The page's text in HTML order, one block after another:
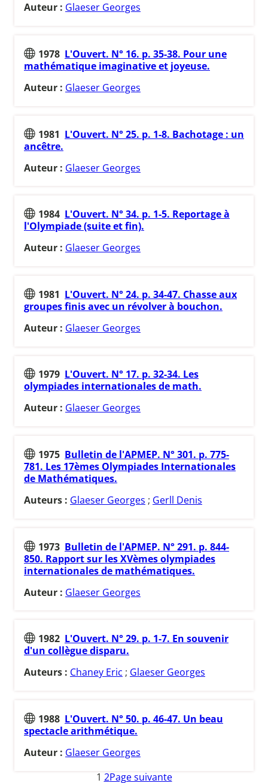
Auteur : Glaeser Georges
1978 L'Ouvert. N° 16. p. 35-38. Pour une
mathématique imaginative et joyeuse.
Auteur : Glaeser Georges
1981 L'Ouvert. N° 25. p. 1-8. Bachotage : un
ancêtre.
Auteur : Glaeser Georges
1984 L'Ouvert. N° 34. p. 1-5. Reportage à
l'Olympiade (suite et fin).
Auteur : Glaeser Georges
1981 L'Ouvert. N° 24. p. 34-47. Chasse aux
groupes finis avec un révolver à bouchon.
Auteur : Glaeser Georges
1979 L'Ouvert. N° 17. p. 32-34. Les
olympiades internationales de math.
Auteur : Glaeser Georges
1975 Bulletin de l'APMEP. N° 301. p. 775-
781. Les 17èmes Olympiades Internationales
de Mathématiques.
Auteurs : Glaeser Georges ; Gerll Denis
1973 Bulletin de l'APMEP. N° 291. p. 844-
850. Rapport sur les XVèmes olympiades
internationales de mathématiques.
Auteur : Glaeser Georges
1982 L'Ouvert. N° 29. p. 1-7. En souvenir
d'un collègue disparu.
Auteurs : Chaney Eric ; Glaeser Georges
1988 L'Ouvert. N° 50. p. 46-47. Un beau
spectacle arithmétique.
Auteur : Glaeser Georges
1 2Page suivante